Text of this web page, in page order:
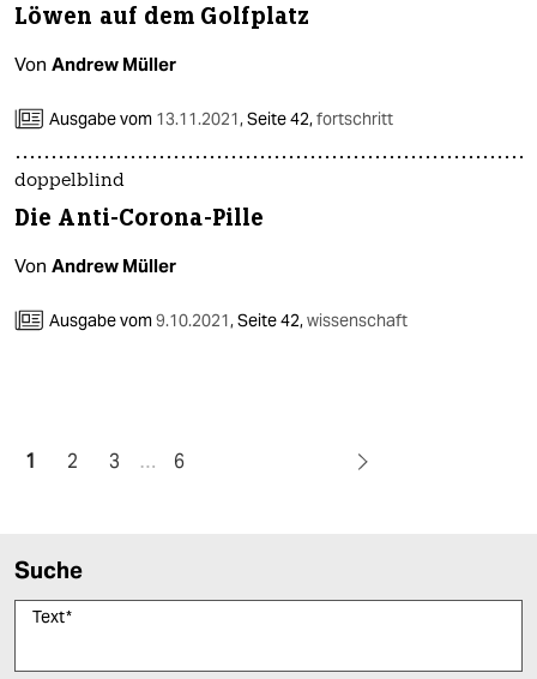
Löwen auf dem Golfplatz
Von Andrew Müller
Ausgabe vom 13.11.2021,Seite 42,fortschritt
doppelblind
Die Anti-Corona-Pille
Von Andrew Müller
Ausgabe vom9.10.2021,Seite 42,wissenschaft
1 2 3 … 6
Suche
Text*